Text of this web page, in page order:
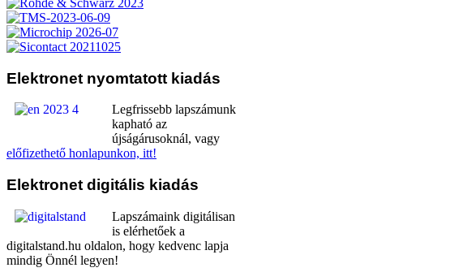
Elektronet nyomtatott kiadás
Legfrissebb lapszámunk
kapható az
újságárusoknál, vagy
előfizethető honlapunkon, itt!
Elektronet digitális kiadás
Lapszámaink digitálisan
is elérhetőek a
digitalstand.hu oldalon, hogy kedvenc lapja
mindig Önnél legyen!